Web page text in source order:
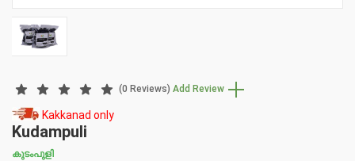
(0 Reviews) Add Review
Kakkanad only
Kudampuli
കുടംപുളി